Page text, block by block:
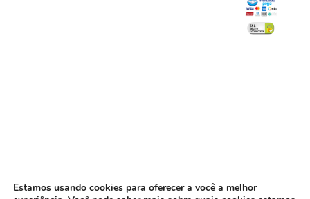
Estamos usando cookies para oferecer a você a melhor